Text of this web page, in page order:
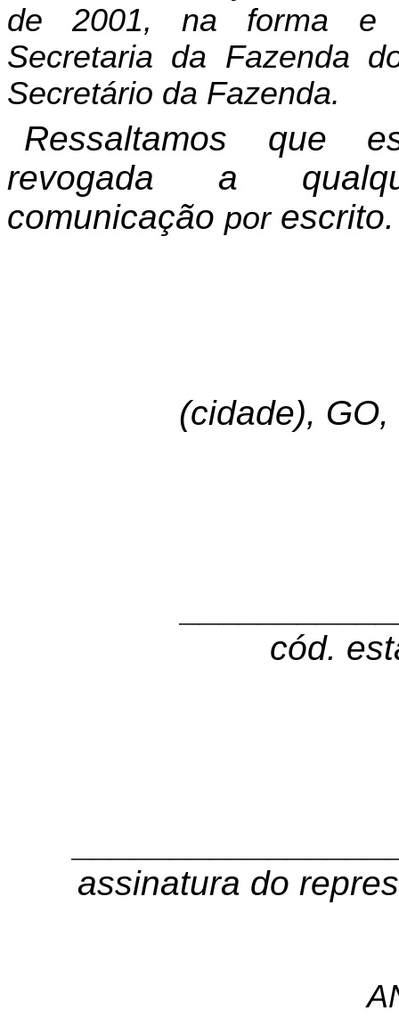
de 2001, na forma e
Secretaria da Fazenda
Secretário da Fazenda.
Ressaltamos que
revogada a
comunicação porescrito.
(cidade),
cód.
assinatura do